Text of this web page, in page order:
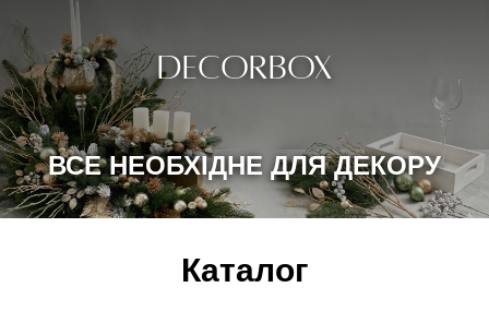
DECORBOX
ВСЕ НЕОБХІДНЕ ДЛЯ ДЕКОРУ
Каталог